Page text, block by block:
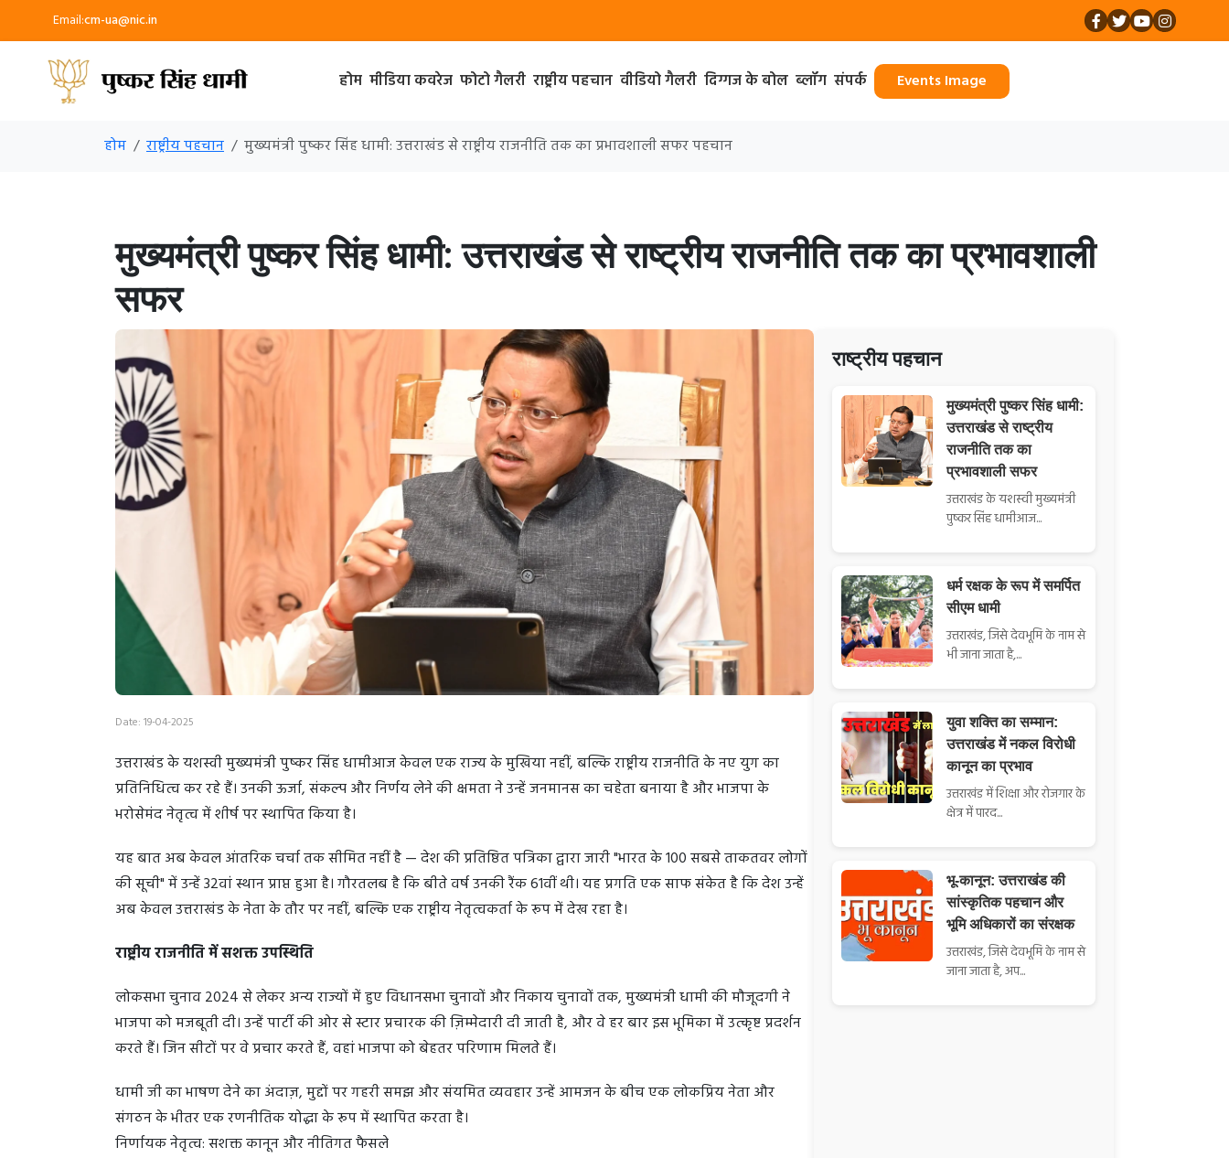
Email:cm-ua@nic.in
होम मीडिया कवरेज फोटो गैलरी राष्ट्रीय पहचान वीडियो गैलरी दिग्गज के बोल ब्लॉग संपर्क Events Image
होम राष्ट्रीय पहचान मुख्यमंत्री पुष्कर सिंह धामी: उत्तराखंड से राष्ट्रीय राजनीति तक का प्रभावशाली सफर पहचान
मुख्यमंत्री पुष्कर सिंह धामी: उत्तराखंड से राष्ट्रीय राजनीति तक का प्रभावशाली
सफर
Date: 19-04-2025
उत्तराखंड के यशस्वी मुख्यमंत्री पुष्कर सिंह धामीआज केवल एक राज्य के मुखिया नहीं, बल्कि राष्ट्रीय राजनीति के नए युग का
प्रतिनिधित्व कर रहे हैं। उनकी ऊर्जा, संकल्प और निर्णय लेने की क्षमता ने उन्हें जनमानस का चहेता बनाया है और भाजपा के
भरोसेमंद नेतृत्व में शीर्ष पर स्थापित किया है।
यह बात अब केवल आंतरिक चर्चा तक सीमित नहीं है — देश की प्रतिष्ठित पत्रिका द्वारा जारी "भारत के 100 सबसे ताकतवर लोगों
की सूची" में उन्हें 32वां स्थान प्राप्त हुआ है। गौरतलब है कि बीते वर्ष उनकी रैंक 61वीं थी। यह प्रगति एक साफ संकेत है कि देश उन्हें
अब केवल उत्तराखंड के नेता के तौर पर नहीं, बल्कि एक राष्ट्रीय नेतृत्वकर्ता के रूप में देख रहा है।
राष्ट्रीय राजनीति में सशक्त उपस्थिति
लोकसभा चुनाव 2024 से लेकर अन्य राज्यों में हुए विधानसभा चुनावों और निकाय चुनावों तक, मुख्यमंत्री धामी की मौजूदगी ने
भाजपा को मजबूती दी। उन्हें पार्टी की ओर से स्टार प्रचारक की ज़िम्मेदारी दी जाती है, और वे हर बार इस भूमिका में उत्कृष्ट प्रदर्शन
करते हैं। जिन सीटों पर वे प्रचार करते हैं, वहां भाजपा को बेहतर परिणाम मिलते हैं।
धामी जी का भाषण देने का अंदाज़, मुद्दों पर गहरी समझ और संयमित व्यवहार उन्हें आमजन के बीच एक लोकप्रिय नेता और
संगठन के भीतर एक रणनीतिक योद्धा के रूप में स्थापित करता है।
निर्णायक नेतृत्व: सशक्त कानून और नीतिगत फैसले
राष्ट्रीय पहचान
मुख्यमंत्री पुष्कर सिंह धामी:
उत्तराखंड से राष्ट्रीय
राजनीति तक का
प्रभावशाली सफर
उत्तराखंड के यशस्वी मुख्यमंत्री
पुष्कर सिंह धामीआज...
धर्म रक्षक के रूप में समर्पित
सीएम धामी
उत्तराखंड, जिसे देवभूमि के नाम से
भी जाना जाता है,...
युवा शक्ति का सम्मान:
उत्तराखंड में नकल विरोधी
कानून का प्रभाव
उत्तराखंड में शिक्षा और रोजगार के
क्षेत्र में पारद...
भू-कानून: उत्तराखंड की
सांस्कृतिक पहचान और
भूमि अधिकारों का संरक्षक
उत्तराखंड, जिसे देवभूमि के नाम से
जाना जाता है, अप...